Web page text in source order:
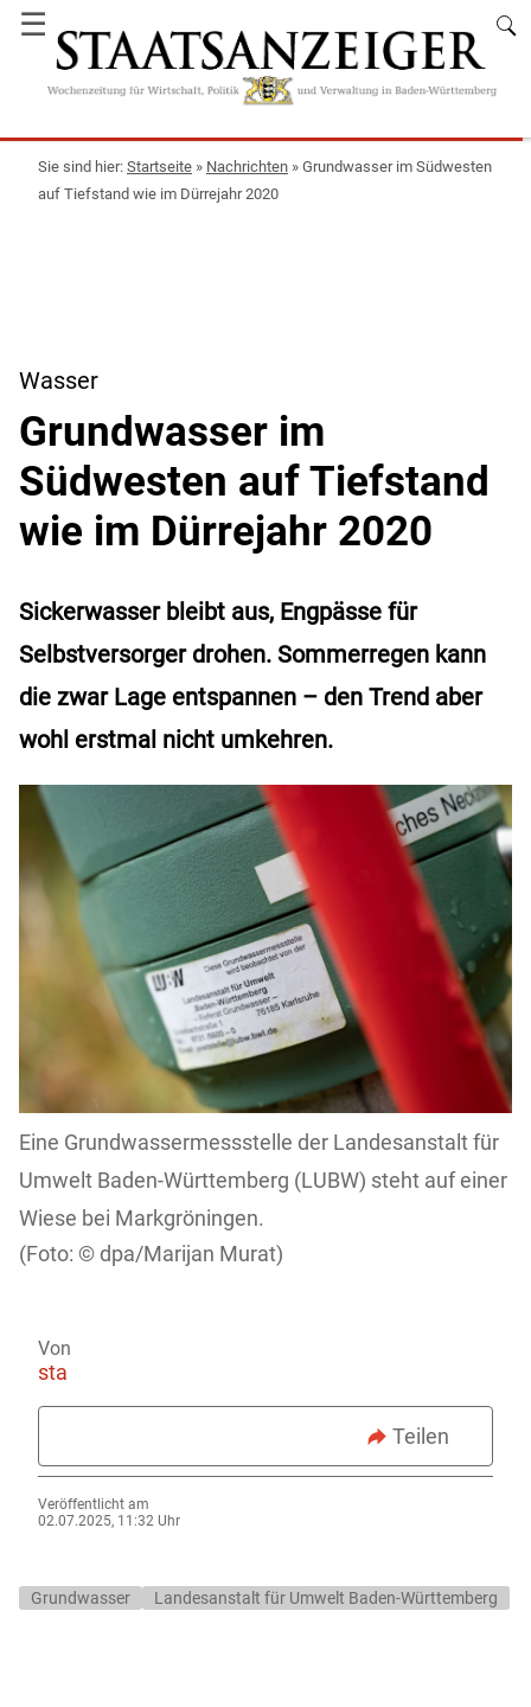
☰
Startseite » Nachrichten » Grundwasser im Südwesten
auf Tiefstand wie im Dürrejahr 2020
Wasser
Grundwasser im
Südwesten auf Tiefstand
wie im Dürrejahr 2020
Sickerwasser bleibt aus, Engpässe für
Selbstversorger drohen. Sommerregen kann
die zwar Lage entspannen – den Trend aber
wohl erstmal nicht umkehren.
Eine Grundwassermessstelle der Landesanstalt für
Umwelt Baden-Württemberg (LUBW) steht auf einer
Wiese bei Markgröningen.
dpa/Marijan Murat)
Von
sta
Teilen
Veröffentlicht am
02.07.2025, 11:32 Uhr
Grundwasser Landesanstalt für Umwelt Baden-Württemberg